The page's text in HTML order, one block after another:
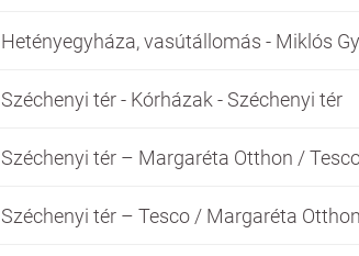
Hetényegyháza, vasútállomás - Miklós
Széchenyi tér - Kórházak - Széchenyi tér
Széchenyi tér – Margaréta Otthon /
Széchenyi tér – Tesco / Margaréta